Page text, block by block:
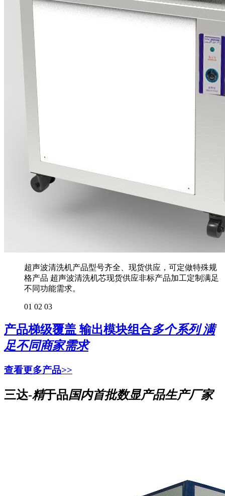
超声波清洗机产品型号齐全、现货供应，可定做特殊规
格产品 超声波清洗机芯现货供应非标产品加工定制满足
不同功能需求。
01 02 03
产品梯级覆盖 输出模块组合多个系列 满
足不同商家需求
查看更多产品>>
三达-精于品国内首批数显产品生产厂家